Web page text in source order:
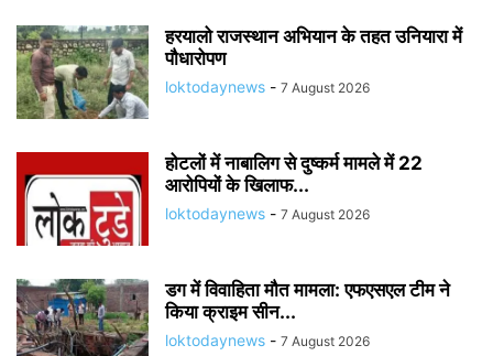
हरयालो राजस्थान अभियान के तहत उनियारा में
पौधारोपण
loktodaynews - 7 August 2026
होटलों में नाबालिग से दुष्कर्म मामले में 22
आरोपियों के खिलाफ...
loktodaynews - 7 August 2026
डग में विवाहिता मौत मामला: एफएसएल टीम ने
किया क्राइम सीन...
loktodaynews - 7 August 2026